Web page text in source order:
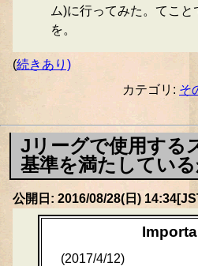
ム)に行ってみた。てこと
を。
(続きあり)
カテゴリ: そ
Jリーグで使用する
基準を満たしてい
公開日: 2016/08/28(日)
(2017/4/12)